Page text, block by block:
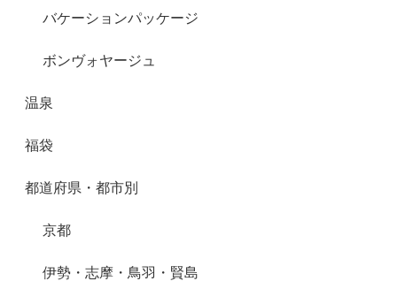
バケーションパッケージ
ボンヴォヤージュ
温泉
福袋
都道府県・都市別
京都
伊勢・志摩・鳥羽・賢島